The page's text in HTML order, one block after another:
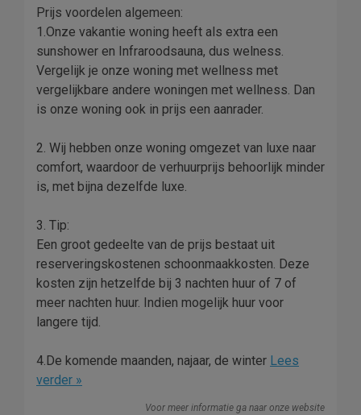
Prijs voordelen algemeen:
1.Onze vakantie woning heeft als extra een
sunshower en Infraroodsauna, dus welness.
Vergelijk je onze woning met wellness met
vergelijkbare andere woningen met wellness. Dan
is onze woning ook in prijs een aanrader.
2. Wij hebben onze woning omgezet van luxe naar
comfort, waardoor de verhuurprijs behoorlijk minder
is, met bijna dezelfde luxe.
3. Tip:
Een groot gedeelte van de prijs bestaat uit
reserveringskostenen schoonmaakkosten. Deze
kosten zijn hetzelfde bij 3 nachten huur of 7 of
meer nachten huur. Indien mogelijk huur voor
langere tijd.
4.De komende maanden, najaar, de winter Lees
verder »
Voor meer informatie ga naar onze website